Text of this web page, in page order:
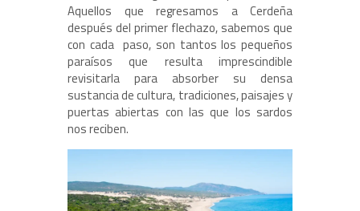
Aquellos que regresamos a Cerdeña
después del primer flechazo, sabemos que
con cada paso, son tantos los pequeños
paraísos que resulta imprescindible
revisitarla para absorber su densa
sustancia de cultura, tradiciones, paisajes y
puertas abiertas con las que los sardos
nos reciben.